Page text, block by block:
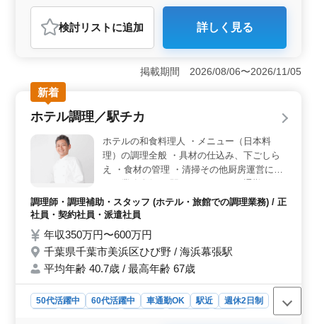
おすすめポイント
＜培った整備技術を活かせる＞ 乗用車から大型トラッ
クまで幅広い車両を扱い、定期点検、車検整備、一般修
理、部品交換などを担当します。整備士業務経験者限定
のお仕事で、これまで身につけた技術やノウハウを実務
で発揮できます。 ＜働きやすい環境、待遇＞ 工具
や作業着は会社から貸与。資格手当、賞与などの待遇も
整っており、整備の仕事を長く続けやすい職場で
す。 ＜シニアが活躍する職場＞ 50代・60代のシニ
アが活躍しており、最高年齢は65歳です。3級自動車整備
士以上の資格と実務経験を活かし、年齢を重ねても現場
で技術を発揮しつづけたい方におすすめです。
検討リスト に追加 詳しく見る
掲載期間 2026/08/06〜2026/11/05
新着
ホテル調理／駅チカ
ホテルの和食料理人 ・メニュー（日本料
理）の調理全般 ・具材の仕込み、下ごしら
え ・食材の管理 ・清掃その他厨房運営に関
通勤も便利 ＊ブランクOK 経験20年以上の
ベテラン和食調理師の方は歓迎。 もちろ
ご応募ください。 経験と技術が活きた料理
で、お客様を存分におもてなししてくださ
い！
調理師・調理補助・スタッフ (ホテル・旅館での調理業務) / 正
社員・契約社員・派遣社員
年収350万円〜600万円
千葉県千葉市美浜区ひび野 / 海浜幕張駅
平均年齢 40.7歳 / 最高年齢 67歳
50代活躍中 60代活躍中 車通勤OK 駅近
週休2日制